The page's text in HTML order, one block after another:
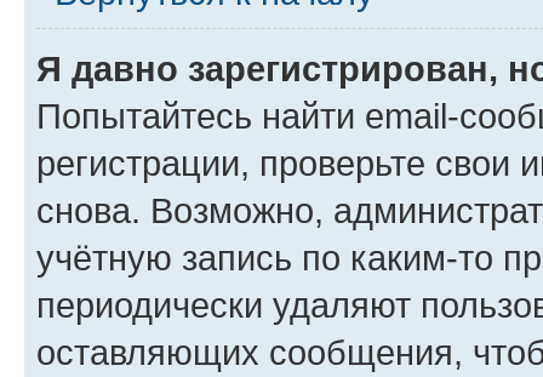
Я давно зарегистрирован,
Попытайтесь найти email-
регистрации, проверьте свои
снова. Возможно,
учётную запись по каким-то
периодически удаляют
оставляющих сообщения,